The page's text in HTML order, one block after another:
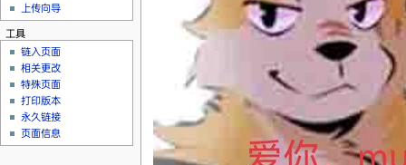
上传向导
工具
链入页面
相关更改
特殊页面
打印版本
永久链接
页面信息